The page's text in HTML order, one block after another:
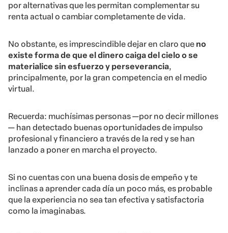
por alternativas que les permitan complementar su
renta actual o cambiar completamente de vida.
No obstante, es imprescindible dejar en claro que no
existe forma de que el dinero caiga del cielo o se
materialice sin esfuerzo y perseverancia,
principalmente, por la gran competencia en el medio
virtual.
Recuerda: muchísimas personas —por no decir millones
— han detectado buenas oportunidades de impulso
profesional y financiero a través de la red y se han
lanzado a poner en marcha el proyecto.
Si no cuentas con una buena dosis de empeño y te
inclinas a aprender cada día un poco más, es probable
que la experiencia no sea tan efectiva y satisfactoria
como la imaginabas.